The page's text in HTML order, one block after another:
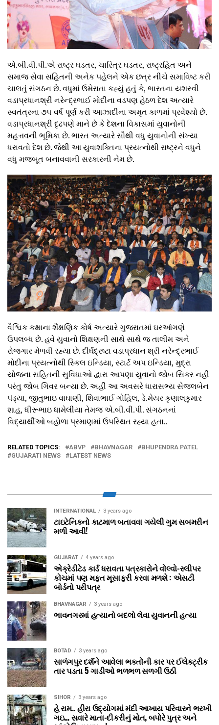
એ.બી.વી.પી.એ રાષ્ટ્ર ઘડતર, ચારિત્ર ઘડતર, રાષ્ટ્રહિત અને
સમાજ સેવા સહિતની અનેક પહેલને એક છત્ર નીચે સમાવિષ્ટ કરી
ચાલતું સંગઠન છે. વધુમાં ઉમેરાતા કહ્યું હતું કે, ભારતના યશસ્વી
વડાપ્રધાનશ્રી નરેન્દ્રભાઈ મોદીના વડપણ હેઠળ દેશ અત્યારે
સ્વતંત્રના ૭૫ વર્ષ પૂર્ણ કરી આઝાદીના અમૃત કાળમાં પ્રવેશ્યો છે.
વડાપ્રધાનશ્રી દૃઢપણે માને છે કે દેશના વિકાસમાં યુવાનોની
મહત્તવની ભૂમિકા છે. ભારત અત્યારે સૌથી વધુ યુવાનોની સંખ્યા
ધરાવતો દેશ છે. જેથી આ યુવાશક્તિના પ્રયત્નોથી રાષ્ટ્રને વધુને
વધુ મજબૂત બનાવવાની સરકારની નેમ છે.
વૈશ્વિક કક્ષાના શૈક્ષણિક કોર્ષ અત્યારે ગુજરાતમાં ઘરઆંગણે
ઉપલબ્ધ છે. હવે યુવાનો શિક્ષણની સાથે સાથે જ તાલીમ અને
રોજગાર મેળવી રહ્યા છે. દીર્ઘદ્રષ્ટા વડાપ્રધાન શ્રી નરેન્દ્રભાઈ
મોદીના પ્રયત્નોથી સ્કિલ ઇન્ડિયા, સ્ટાર્ટ અપ ઇન્ડિયા, મુદ્રા
યોજના સહિતની સુવિધાઓ દ્વારા આપણા યુવાનો જોબ સિકર નહીં
પરંતુ જોબ ગિવર બન્યા છે. અહીં આ અવસરે ધારાસભ્ય સેજલબેન
પંડ્યા, જીતુભાઇ વાઘાણી, શિવાભાઈ ગોહિલ, ડે.મેયર કૃણાલકુમાર
શાહ, ધીરૂભાઇ ધામેલીયા તેમજ એ.બી.વી.પી. સંગઠનનાં
વિદ્યાર્થીઓ બહોળા પ્રમાણમાં ઉપસ્થિત રહ્યા હતા..
RELATED TOPICS: ABVP BHAVNAGAR
BHUPENDRA PATEL
GUJARATI NEWS
LATEST NEWS
INTERNATIONAL 3 years ago
ટાઇટેનિકનો કાટમાળ બતાવવા ગયેલી ગુમ સબમરીન
મળી આવી!
GUJARAT 4 years ago
એક્રેડીટેડ કાર્ડ ધરાવતા પત્રકારોને વોલ્‍વો-સ્‍લીપર
કોચમાં પણ મફત મૂસાફરી કરવા મળશે : એસટી
બોર્ડનો પરીપત્ર
BHAVNAGAR 3 years ago
ભાવનગરમાં હત્યાનો બદલો લેવા યુવાનની હત્યા
BOTAD 3 years ago
સાળંગપુર દર્શને આવેલા ભક્તોની કાર પર ઈલેક્ટ્રીક
તાર પડતા 5 ગાડીઓ ભળભળ સળગી ઉઠી
SIHOR 3 years ago
હે રામ.. હીરા ઉદ્યોગમાં મંદી આખાય પરિવારને ભરખી
ગઇ… સવારે માતા-દીકરીનું મોત, બપોરે પુત્ર અને